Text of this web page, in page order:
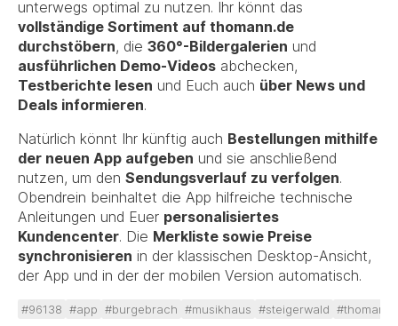
unterwegs optimal zu nutzen. Ihr könnt das
vollständige Sortiment auf thomann.de
durchstöbern, die 360°-Bildergalerien und
ausführlichen Demo-Videos abchecken,
Testberichte lesen und Euch auch über News und
Deals informieren.
Natürlich könnt Ihr künftig auch Bestellungen mithilfe
der neuen App aufgeben und sie anschließend
nutzen, um den Sendungsverlauf zu verfolgen.
Obendrein beinhaltet die App hilfreiche technische
Anleitungen und Euer personalisiertes
Kundencenter. Die Merkliste sowie Preise
synchronisieren in der klassischen Desktop-Ansicht,
der App und in der der mobilen Version automatisch.
#96138 #app #burgebrach #musikhaus #steigerwald #thomann